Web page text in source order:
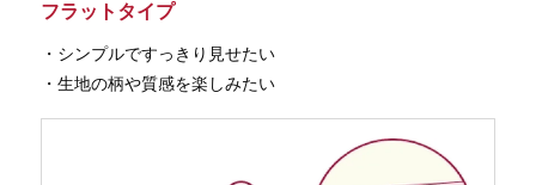
フラットタイプ
・シンプルですっきり見せたい
・生地の柄や質感を楽しみたい